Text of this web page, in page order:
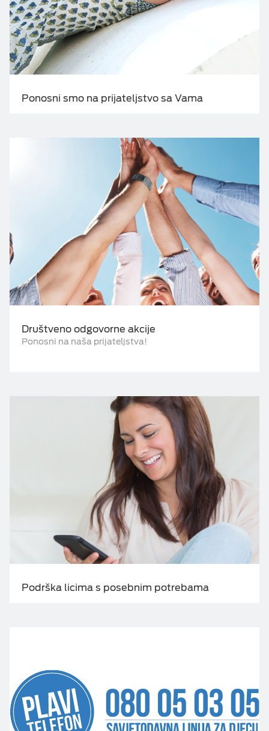
Ponosni smo na prijateljstvo sa Vama
Društveno odgovorne akcije
Ponosni na naša prijateljstva!
Podrška licima s posebnim potrebama